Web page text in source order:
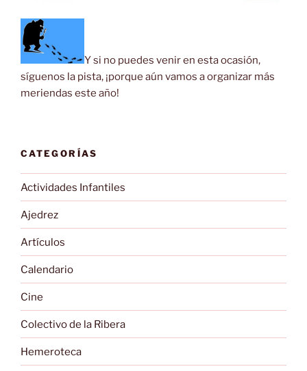
Y si no puedes venir en esta ocasión,
síguenos la pista, ¡porque aún vamos a organizar más
meriendas este año!
CATEGORÍAS
Actividades Infantiles
Ajedrez
Artículos
Calendario
Cine
Colectivo de la Ribera
Hemeroteca